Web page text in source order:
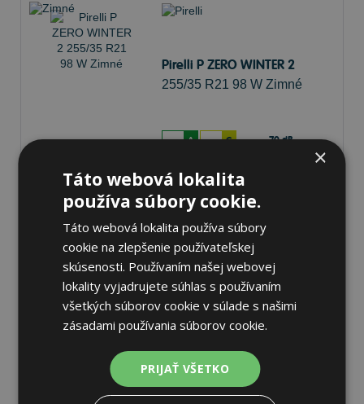
Pirelli P ZERO WINTER 2
255/35 R21 98 W Zimné
A C 70 dB
Nie je skladom Sledovať naskladnenie
307,70 €
Pirelli P ZERO WINTER 2
A C 70 dB
×
Táto webová lokalita
používa súbory cookie.
Táto webová lokalita používa súbory
cookie na zlepšenie používateľskej
skúsenosti. Používaním našej webovej
lokality vyjadrujete súhlas s používaním
všetkých súborov cookie v súlade s našimi
zásadami používania súborov cookie.
PRIJAŤ VŠETKO